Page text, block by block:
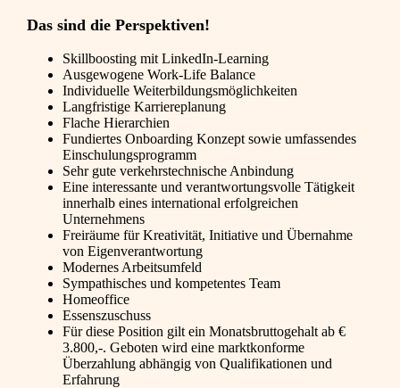
Das sind die Perspektiven!
Skillboosting mit LinkedIn-Learning
Ausgewogene Work-Life Balance
Individuelle Weiterbildungsmöglichkeiten
Langfristige Karriereplanung
Flache Hierarchien
Fundiertes Onboarding Konzept sowie umfassendes
Einschulungsprogramm
Sehr gute verkehrstechnische Anbindung
Eine interessante und verantwortungsvolle Tätigkeit
innerhalb eines international erfolgreichen
Unternehmens
Freiräume für Kreativität, Initiative und Übernahme
von Eigenverantwortung
Modernes Arbeitsumfeld
Sympathisches und kompetentes Team
Homeoffice
Essenszuschuss
Für diese Position gilt ein Monatsbruttogehalt ab €
3.800,-. Geboten wird eine marktkonforme
Überzahlung abhängig von Qualifikationen und
Erfahrung